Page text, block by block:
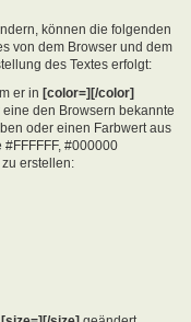
können die folgenden
von dem Browser und dem
des Textes erfolgt:
er in [color=][/color]
den Browsern bekannte
oder einen Farbwert aus
#000000
erstellen: